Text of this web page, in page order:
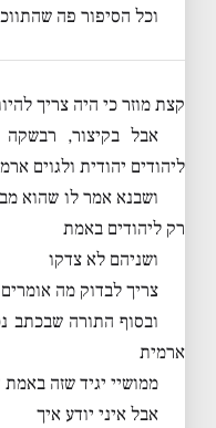
וכל הסיפור פה
קצת מוזר כי היה צריך
אבל בקיצור,
ליהודים יהודית ולגוים
ושבנא אמר לו שהוא
רק ליהודים באמת
ושניהם לא צדקו
צריך לבדוק מה
ובסוף התורה שבכתב
ארמית
ממושיי יגיד שזה
אבל איני יודע איך